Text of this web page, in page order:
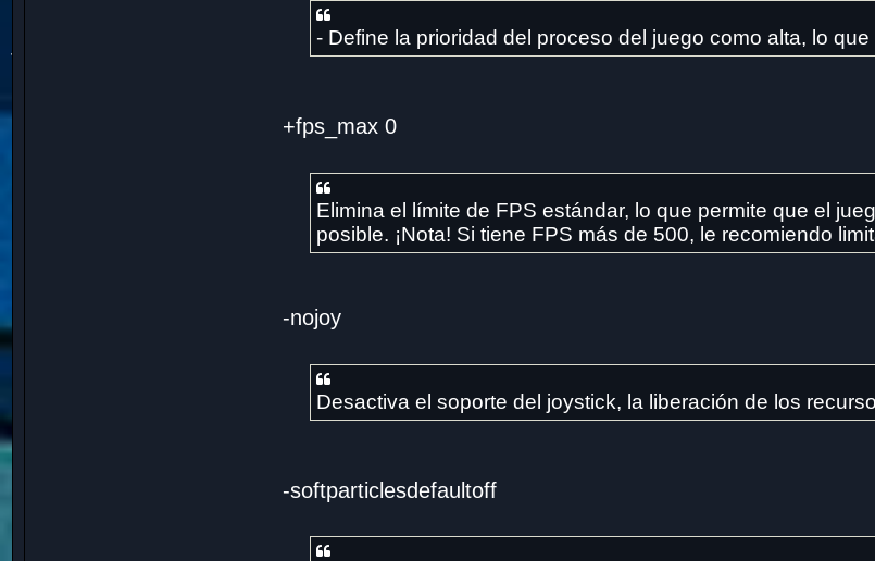
- Define la prioridad del proceso del juego como alta, lo
+fps_max 0
Elimina el límite de FPS estándar, lo que permite que el
posible. ¡Nota! Si tiene FPS más de 500, le recomiendo
-nojoy
Desactiva el soporte del joystick, la liberación de los
-softparticlesdefaultoff